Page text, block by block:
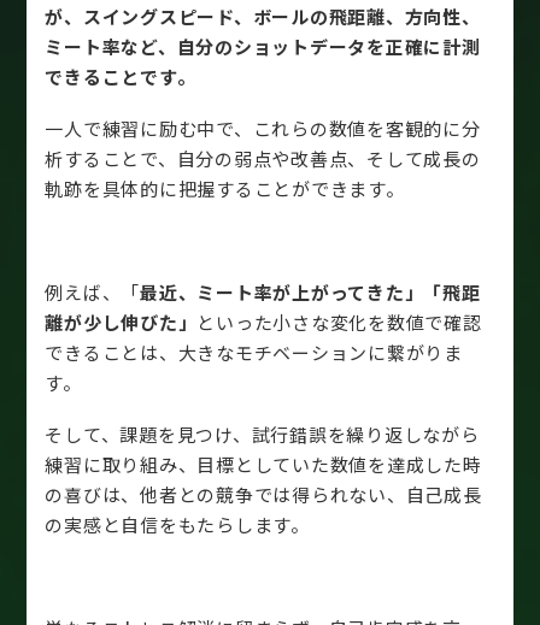
が、スイングスピード、ボールの飛距離、方向性、
ミート率など、自分のショットデータを正確に計測
できることです。
一人で練習に励む中で、これらの数値を客観的に分
析することで、自分の弱点や改善点、そして成長の
軌跡を具体的に把握することができます。
例えば、「最近、ミート率が上がってきた」「飛距
離が少し伸びた」 といった小さな変化を数値で確認
できることは、大きなモチベーションに繋がりま
す。
そして、課題を見つけ、試行錯誤を繰り返しながら
練習に取り組み、目標としていた数値を達成した時
の喜びは、他者との競争では得られない、自己成長
の実感と自信をもたらします。